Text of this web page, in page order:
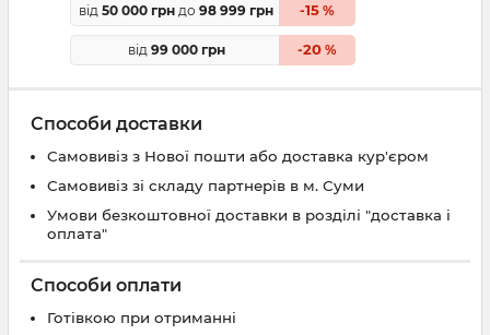
від 50 000 грн до 98 999 грн -15%
від 99 000 грн -20%
Способи доставки
Самовивіз з Нової пошти або доставка кур'єром
Самовивіз зі складу партнерів в м. Суми
Умови безкоштовної доставки в розділі "доставка і
оплата"
Способи оплати
Готівкою при отриманні